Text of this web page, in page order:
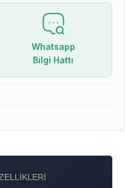
Whatsapp
Bilgi Hattı